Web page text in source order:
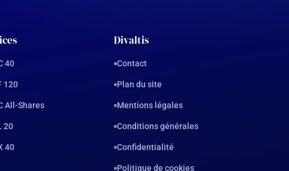
40
120
All-Shares
20
40
Divaltis
Contact
Plan du site
Mentions légales
Conditions générales
Confidentialité
Politique de cookies